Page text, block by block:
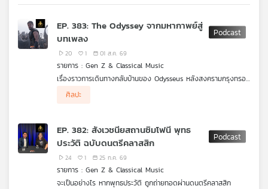
สต์
บทความ
EP. 383: The Odyssey จากมหากาพย์สู่
บทเพลง
20 1 01 ส.ค. 69
รายการ : Gen Z & Classical Music
เรื่องราวการเดินทางกลับบ้านของ Odysseus หลังสงครามกรุงทรอย
คือหนึ่งใน มหากาพย์ ที่ทรงอิทธิพลที่สุดของ โลกตะวันตก มันได้
สร้างแรงบันดาลใจให้ศิลปินมาแล้วนับพันปี
ออกเดินทางไปสำรวจ บทเพลงที่ได้รับแรงบันดาลใจ จาก The
ตีความการเดินทางของ Odysseus แตกต่างกันอย่างไร ติดตามใน
GenZ and Classical Music
ศิลปะ
EP. 382: สังเวชนียสถานซิมโฟนี พุทธ
ประวัติ ฉบับดนตรีคลาสสิก
24 1 25 ก.ค. 69
รายการ : Gen Z & Classical Music
จะเป็นอย่างไร หากพุทธประวัติ ถูกถ่ายทอดผ่านดนตรีคลาสสิก